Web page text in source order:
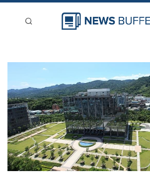
新聞稿分類
登入
刊登